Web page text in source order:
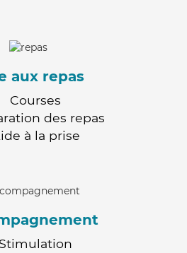
aux repas
Courses
des repas
à la prise
Stimulation